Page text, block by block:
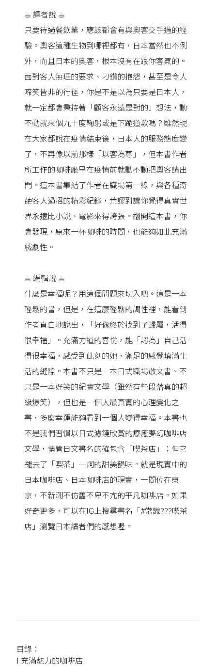
☕︎ 譯者說 ☕︎
只要待過餐飲業，應該都會有與奧客交手過的經
驗。奧客這種生物到哪裡都有，日本當然也不例
外，而且日本的奧客，根本沒有在跟你客氣的。
面對客人無理的要求、刁鑽的抱怨，甚至是令人
啼笑皆非的行徑，你是不是以為只要是日本人，
就一定都會秉持著「顧客永遠是對的」想法，動
不動就來個九十度鞠躬或是下跪道歉嗎？雖然現
在大家都說在疫情結束後，日本人的服務態度變
了，不再像以前那樣「以客為尊」，但本書作者
所工作的咖啡廳早在疫情前就動不動把奧客請出
門。這本書集結了作者在職場第一線，與各種奇
葩客人過招的精彩紀錄，荒謬到讓你覺得真實世
界永遠比小說、電影來得誇張。翻開這本書，你
會發現，原來一杯咖啡的時間，也能夠如此充滿
戲劇性。
☕︎ 編輯說 ☕︎
什麼是幸福呢？用這個問題來切入吧。這是一本
輕鬆的書，但是，在這麼輕鬆的調性裡，能看到
作者直白地說出，「好像終於找到了歸屬，活得
很幸福」。充滿力道的喜悅，能「認為」自己活
得很幸福，感受到此刻的她，滿足的感覺填滿生
活的縫隙。本書不只是一本日式職場散文書、不
只是一本好笑的紀實文學（雖然有些段落真的超
級爆笑），但也是一個人最真實的心理變化之
書，多麼幸運能夠看到一個人變得幸福。本書也
不是我們習慣以日式濾鏡欣賞的療癒夢幻咖啡店
文學，儘管日文書名的確包含「喫茶店」；但它
褪去了「喫茶」一詞的甜美韻味。就是現實中的
日本咖啡店、日本咖啡店的現實，一間位在東
京，不新潮不仿舊不卑不亢的平凡咖啡店。如果
好奇更多，可以在IG上搜尋書名「#常識???喫茶
店」瀏覽日本讀者們的感想喔。
目錄：
I 充滿魅力的咖啡店